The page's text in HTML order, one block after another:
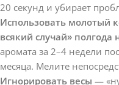
20 секунд и убирает
Использовать молотый
всякий случай» полгода
аромата за 2–4 недели
месяца. Мелите
Игнорировать весы —